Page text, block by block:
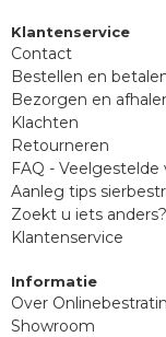
Klantenservice
Contact
Bestellen en
Bezorgen en
Klachten
Retourneren
FAQ - Veelgestelde
Aanleg tips
Zoekt u iets anders?
Klantenservice
Informatie
Over
Showroom